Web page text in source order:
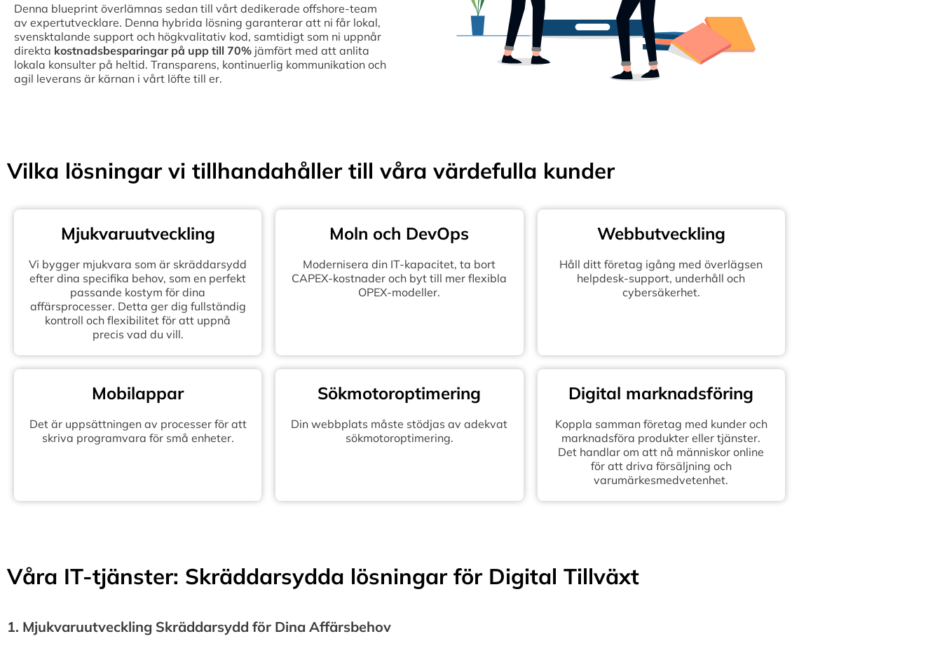
Denna blueprint överlämnas sedan till vårt dedikerade offshore-team
av expertutvecklare. Denna hybrida lösning garanterar att ni får lokal,
svensktalande support och högkvalitativ kod, samtidigt som ni uppnår
direkta kostnadsbesparingar på upp till 70% jämfört med att anlita
lokala konsulter på heltid. Transparens, kontinuerlig kommunikation och
agil leverans är kärnan i vårt löfte till er.
Vilka lösningar vi tillhandahåller till våra värdefulla kunder
Mjukvaruutveckling
Vi bygger mjukvara som är skräddarsydd
efter dina specifika behov, som en perfekt
passande kostym för dina
affärsprocesser. Detta ger dig fullständig
kontroll och flexibilitet för att uppnå
precis vad du vill.
Moln och DevOps
Modernisera din IT-kapacitet, ta bort
CAPEX-kostnader och byt till mer flexibla
OPEX-modeller.
Webbutveckling
Håll ditt företag igång med överlägsen
helpdesk-support, underhåll och
cybersäkerhet.
Mobilappar
Det är uppsättningen av processer för att
skriva programvara för små enheter.
Sökmotoroptimering
Din webbplats måste stödjas av adekvat
sökmotoroptimering.
Digital marknadsföring
Koppla samman företag med kunder och
marknadsföra produkter eller tjänster.
Det handlar om att nå människor online
för att driva försäljning och
varumärkesmedvetenhet.
Våra IT-tjänster: Skräddarsydda lösningar för Digital Tillväxt
1.⁠ ⁠Mjukvaruutveckling Skräddarsydd för Dina Affärsbehov